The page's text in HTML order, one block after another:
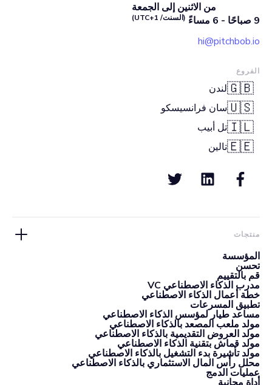
من الاثنين إلى الجمعة
9 صباحًا - 6 مساءً
(السنت/ UTC+1)
hi@pitchbob.io
الفروع
🇬🇧لندن
🇺🇸سان فرانسيسكو
🇮🇱تل أبيب
🇪🇪تالين
منتجات
المؤسسة
تحسن
قم بالتقييم
مدرب الذكاء الاصطناعي VC
خطة أعمال الذكاء الاصطناعي
تطبيق المسرعات
مساعد طيار لمؤسس الذكاء الاصطناعي
مولد ملعب المصعد بالذكاء الاصطناعي
مولد العروض التقديمية بالذكاء الاصطناعي
مولد قماش بتقنية الذكاء الاصطناعي
مولد تأشيرة بدء التشغيل بالذكاء الاصطناعي
محلل رأس المال الاستثماري بالذكاء الاصطناعي
عمليات الدمج